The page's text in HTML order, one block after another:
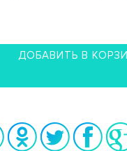
ДОБАВИТЬ В